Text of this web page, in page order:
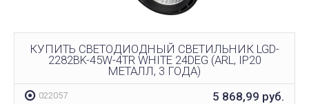
КУПИТЬ СВЕТОДИОДНЫЙ СВЕТИЛЬНИК LGD-
2282BK-45W-4TR WHITE 24DEG (ARL, IP20
МЕТАЛЛ, 3 ГОДА)
022057 5 868,99 руб.